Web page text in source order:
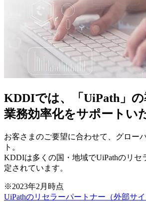
KDDIでは、「UiPath」
業務効率化をサポートい
お客さまのご要望に合わせて、グロー
ト。
KDDIは多くの国・地域でUiPathのリセ
定されています。
※2023年2月時点
UiPathのリセラーパートナー（外部サイ